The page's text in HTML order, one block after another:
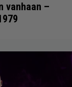
vanhaan –